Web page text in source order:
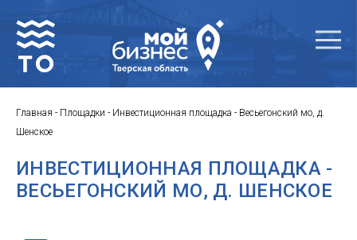
Главная - Площадки - Инвестиционная площадка - Весьегонский мо, д.
Шенское
ИНВЕСТИЦИОННАЯ ПЛОЩАДКА -
ВЕСЬЕГОНСКИЙ МО, Д. ШЕНСКОЕ